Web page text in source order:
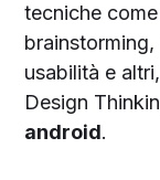
tecniche
usabilità e
Design
android.